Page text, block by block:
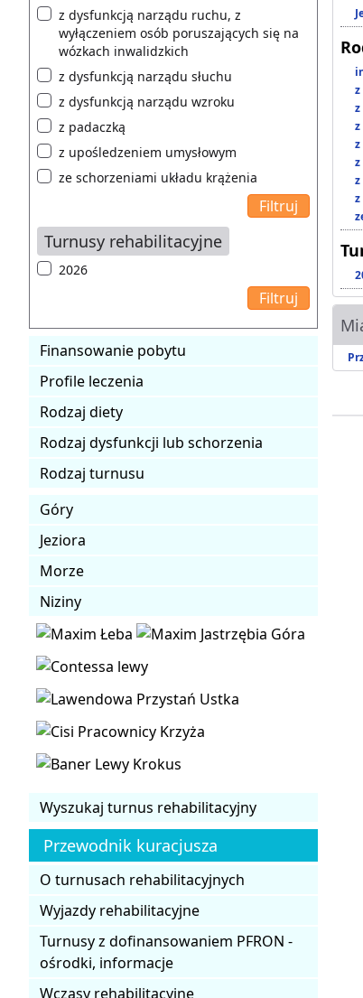
z dysfunkcją narządu ruchu, z
wyłączeniem osób poruszających się na
wózkach inwalidzkich
z dysfunkcją narządu słuchu
z dysfunkcją narządu wzroku
z padaczką
z upośledzeniem umysłowym
ze schorzeniami układu krążenia
Turnusy rehabilitacyjne
2026
Finansowanie pobytu
Profile leczenia
Rodzaj diety
Rodzaj dysfunkcji lub schorzenia
Rodzaj turnusu
Góry
Jeziora
Morze
Niziny
Wyszukaj turnus rehabilitacyjny
Przewodnik kuracjusza
O turnusach rehabilitacyjnych
Wyjazdy rehabilitacyjne
Turnusy z dofinansowaniem PFRON -
ośrodki, informacje
Wczasy rehabilitacyjne
z